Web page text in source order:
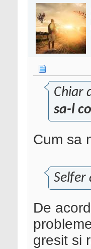
Chiar
sa-l
Cum sa
Selfer
De
gresit si